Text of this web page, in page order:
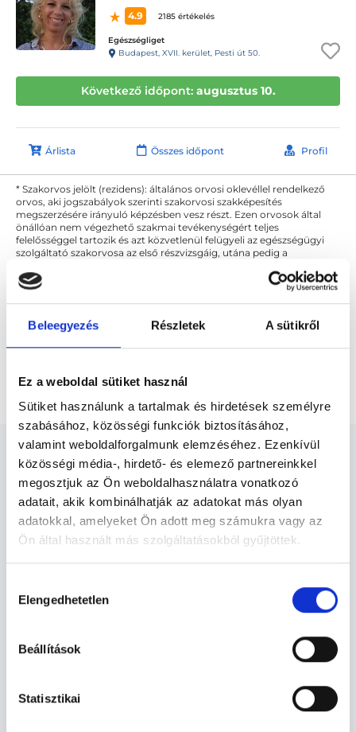
Beleegyezés Részletek A sütikről
Ez a weboldal sütiket használ
Sütiket használunk a tartalmak és hirdetések személyre
szabásához, közösségi funkciók biztosításához,
valamint weboldalforgalmunk elemzéséhez. Ezenkívül
közösségi média-, hirdető- és elemező partnereinkkel
megosztjuk az Ön weboldalhasználatra vonatkozó
adatait, akik kombinálhatják az adatokat más olyan
adatokkal, amelyeket Ön adott meg számukra vagy az
Ön által használt más szolgáltatásokból gyűjtöttek.
szabályzat:https://foglaljorvost.hu/info/foglaljorvost-
kiválasztása
Elengedhetetlen
Beállítások
Statisztikai
4.9
2185 értékelés
Egészségliget
Budapest, XVII. kerület, Pesti út 50.
Következő időpont: augusztus 10.
Árlista Összes időpont Profil
* Szakorvos jelölt (rezidens): általános orvosi oklevéllel rendelkező
orvos, aki jogszabályok szerinti szakorvosi szakképesítés
megszerzésére irányuló képzésben vesz részt. Ezen orvosok által
önállóan nem végezhető szakmai tevékenységért teljes
felelősséggel tartozik és azt közvetlenül felügyeli az egészségügyi
szolgáltató szakorvosa az első részvizsgáig, utána pedig a
felelősségét kizárja esetleges névazonosságért bármely szakorvos
és szakorvosjelölt esetén.
Főoldal Allergológus
Hétvégi (vasárnap) és ünnepnapi konzultáció
Allergológus - Allergológia
SZAKTERÜLETEK
Szolgáltatások